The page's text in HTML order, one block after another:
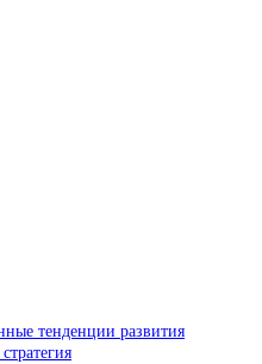
тенденции развития